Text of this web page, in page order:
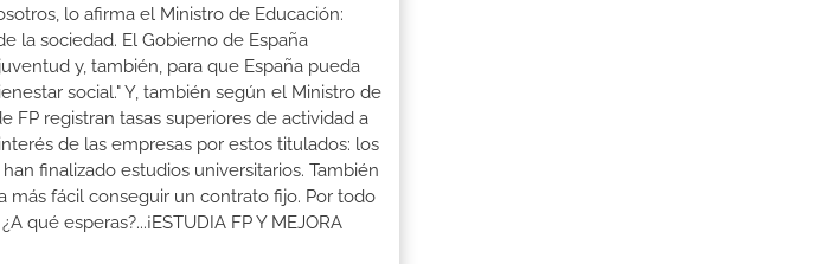
lo afirma el Ministro de Educación:
la sociedad. El Gobierno de España
y, también, para que España pueda
social." Y, también según el Ministro de
FP registran tasas superiores de actividad a
de las empresas por estos titulados: los
finalizado estudios universitarios. También
fácil conseguir un contrato fijo. Por todo
esperas?...¡ESTUDIA FP Y MEJORA